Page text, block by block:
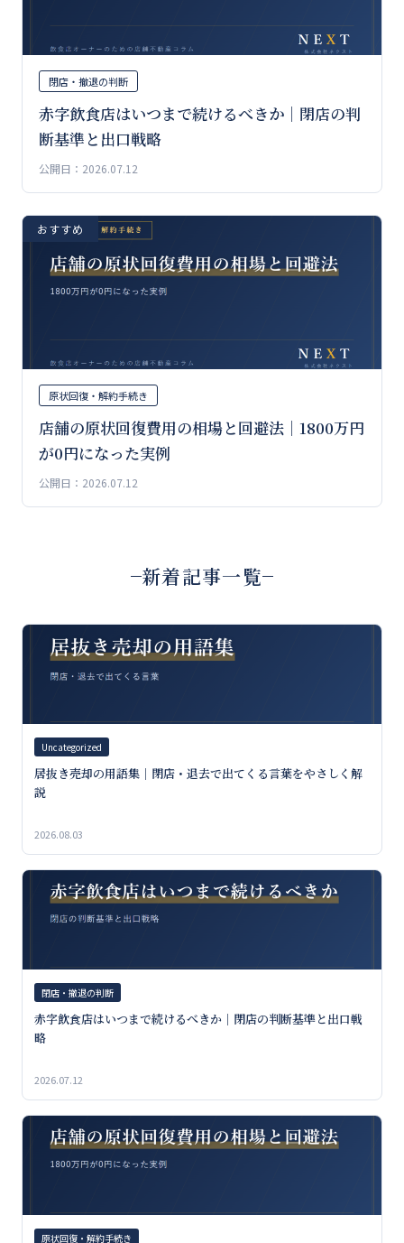
閉店・撤退の判断
赤字飲食店はいつまで続けるべきか｜閉店の判
断基準と出口戦略
公開日：2026.07.12
おすすめ
原状回復・解約手続き
店舗の原状回復費用の相場と回避法｜1800万円
が0円になった実例
公開日：2026.07.12
新着記事一覧
Uncategorized
居抜き売却の用語集｜閉店・退去で出てくる言葉をやさしく解
説
2026.08.03
閉店・撤退の判断
赤字飲食店はいつまで続けるべきか｜閉店の判断基準と出口戦
略
2026.07.12
原状回復・解約手続き